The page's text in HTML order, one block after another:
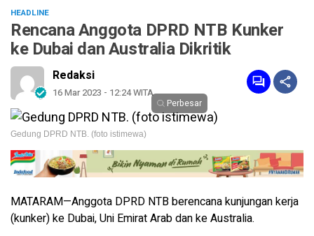
HEADLINE
Rencana Anggota DPRD NTB Kunker
ke Dubai dan Australia Dikritik
Redaksi
16 Mar 2023 - 12:24 WITA
Perbesar
Gedung DPRD NTB. (foto istimewa)
MATARAM—Anggota DPRD NTB berencana kunjungan kerja
(kunker) ke Dubai, Uni Emirat Arab dan ke Australia.